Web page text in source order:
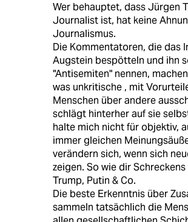
Wer behauptet, dass Jürgen
Journalist ist, hat keine
Journalismus.
Die Kommentatoren, die das
Augstein bespötteln und ihn
"Antisemiten" nennen,
was unkritische , mit
Menschen über andere
schlägt hinterher auf sie
halte mich nicht für objektiv,
immer gleichen
verändern sich, wenn sich
zeigen. So wie dir Schreckens
Trump, Putin & Co.
Die beste Erkenntnis über
sammeln tatsächlich die